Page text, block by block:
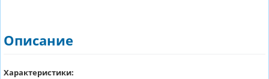
Описание
Характеристики: